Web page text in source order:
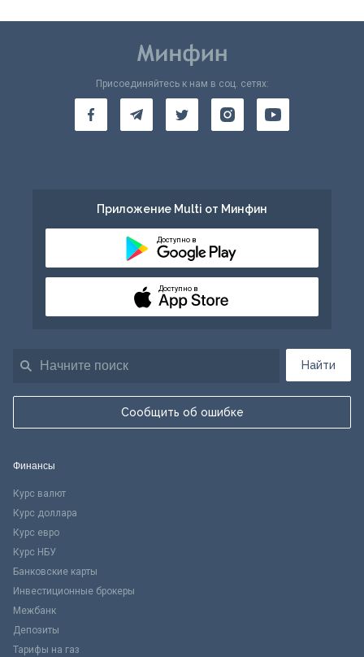
Найти
Сообщить об ошибке
Присоединяйтесь к нам в соц. сетях:
Приложение Multi от Минфин
Доступно в
Доступно в
Финансы
Курс валют
Курс доллара
Курс евро
Курс НБУ
Банковские карты
Инвестиционные брокеры
Межбанк
Депозиты
Тарифы на газ